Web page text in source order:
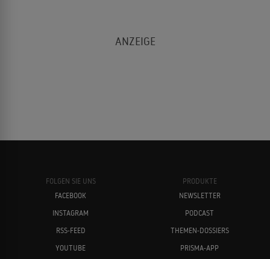
FOLGEN SIE UNS
FACEBOOK
INSTAGRAM
RSS-FEED
YOUTUBE
PRODUKTE
NEWSLETTER
PODCAST
THEMEN-DOSSIERS
PRISMA-APP